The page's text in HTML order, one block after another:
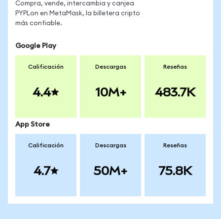
Compra, vende, intercambia y canjea
PYPLon en MetaMask, la billetera cripto
más confiable.
Google Play
Calificación
4.4
Descargas
10M+
Reseñas
483.7K
App Store
Calificación
4.7
Descargas
50M+
Reseñas
75.8K